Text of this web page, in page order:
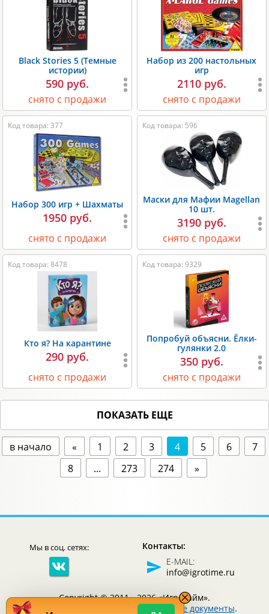
Black Stories 5 (Темные
истории)
590 руб.
снято с продажи
Набор из 200 настольных
игр
2110 руб.
снято с продажи
Код товара: 377
Набор 300 игр + Шахматы
1950 руб.
снято с продажи
Код товара: 596
Маски для Мафии Magellan
10 шт.
3190 руб.
снято с продажи
Код товара: 8478
Кто я? На карантине
290 руб.
снято с продажи
Код товара: 9329
Попробуй объясни. Ёлки-
гулянки 2.0
350 руб.
снято с продажи
ПОКАЗАТЬ ЕЩЕ
в начало « 1 2 3 4 5 6
7
8
... 273 274 »
Мы в соц. сетях:
Контакты:
E-MAIL:
info@igrotime.ru
Copyright © 2011 - 2026 «Игротайм».
Юридические документы.